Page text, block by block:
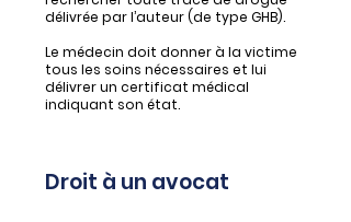
délivrée par l’auteur (de type GHB).
Le médecin doit donner à la victime
tous les soins nécessaires et lui
délivrer un certificat médical
indiquant son état.
Droit à un avocat